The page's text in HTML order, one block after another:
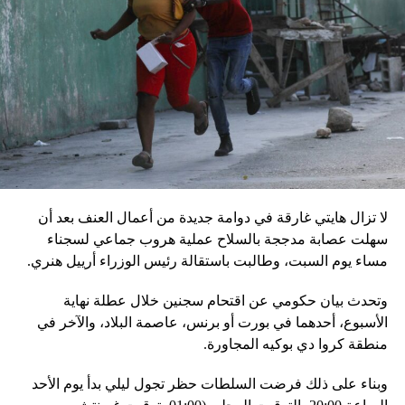
المعارض أليكسي نافالني، يوليا نافالنايا، الرئيس الروسي،
بالمخادع، مؤكدةً أن روسيا ستبقى غارقة في النزاعات طالما أنه
في السلطة.
إقليميّاً، أعلن الجيش البيلاروسي أنّه بدأ مناورة للتحقّق من درجة
استعداد قاذفات الأسلحة النووية التكتيكية، في حين أوضح أمين
مجلس الأمن البيلاروسي ألكسندر فولفوفيتش أنّ هذه المناورة
مرتبطة بإعلان موسكو عن مناورات نووية وستكون «متزامنة»
مع التدريبات الروسية، لافتاً إلى أنّ مناورة مينسك ستشمل على
في السياق، أشار رئيس أركان القوات المسلّحة البيلاروسية
الجنرال فيكتور غوليفيتش إلى أنّه «في إطار هذا الحدث، تمّت
احتياطي»، لافتاً إلى أنّه «فور إنجاز عملية الانتشار هذه،
سنستعرض المسائل المتعلّقة بالاستعدادات لاستخدام الأسلحة
النووية غير الاستراتيجية».
وفي أوكرانيا، فكّكت أجهزة الأمن شبكة من العملاء التابعين
لا تزال هايتي غارقة في دوامة جديدة من أعمال العنف بعد أن
سهلت عصابة مدججة بالسلاح عملية هروب جماعي لسجناء
مساء يوم السبت، وطالبت باستقالة رئيس الوزراء أرييل هنري.
وتحدث بيان حكومي عن اقتحام سجنين خلال عطلة نهاية
الأسبوع، أحدهما في بورت أو برنس، عاصمة البلاد، والآخر في
منطقة كروا دي بوكيه المجاورة.
وبناء على ذلك فرضت السلطات حظر تجول ليلي بدأ يوم الأحد